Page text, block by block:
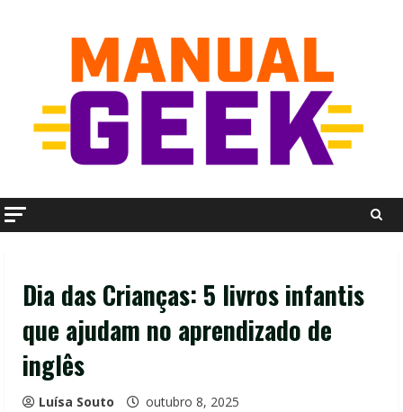
Dia das Crianças: 5 livros infantis
que ajudam no aprendizado de
inglês
Luísa Souto outubro 8, 2025